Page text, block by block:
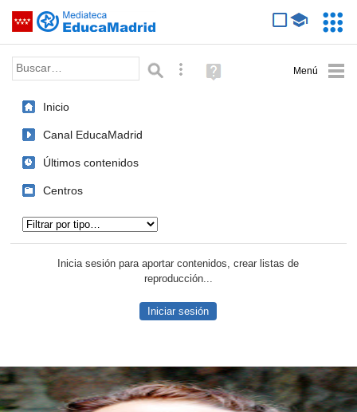
Saltar navegación
Palabra o frase: Búsqueda avanzada
Ayuda
(en
Inicio
Canal EducaMadrid
Últimos contenidos
Centros
Inicia sesión para aportar contenidos, crear listas de
reproducción...
Iniciar sesión